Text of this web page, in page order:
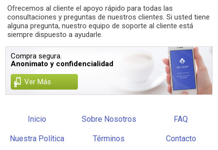
Ofrecemos al cliente el apoyo rápido para todas las
consultaciones y preguntas de nuestros clientes. Si usted tiene
alguna pregunta, nuestro equipo de soporte al cliente está
siempre dispuesto a ayudarle.
Compra segura.
Anonimato y confidencialidad
Ver Más
Inicio Sobre Nosotros FAQ
Nuestra Política Términos Contacto